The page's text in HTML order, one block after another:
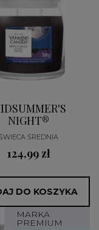
NIGHT®
ŚWIECA ŚREDNIA
124,99 zł
DO KOSZYKA
MARKA
PREMIUM